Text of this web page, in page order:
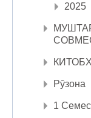
2025
Рӯзона
1